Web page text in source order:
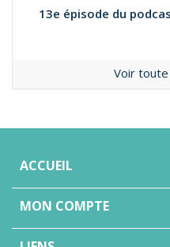
13e épisode du
Voir
ACCUEIL
MON COMPTE